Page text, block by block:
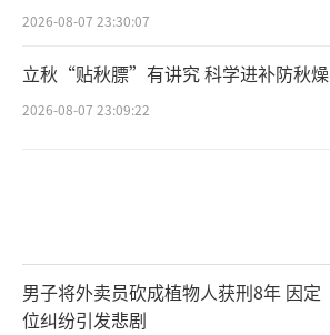
2026-08-07 23:30:07
立秋“贴秋膘”有讲究 科学进补防秋燥
2026-08-07 23:09:22
男子将外卖员砍成植物人获刑8年 因定
位纠纷引发悲剧